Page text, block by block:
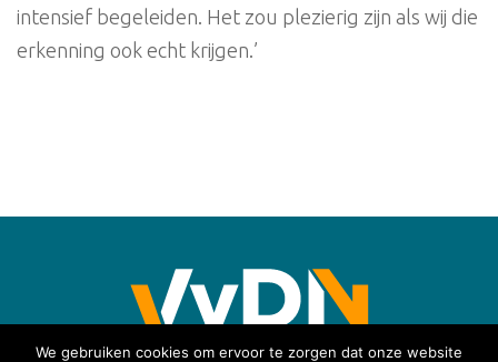
intensief begeleiden. Het zou plezierig zijn als wij die
erkenning ook echt krijgen.’
We gebruiken cookies om ervoor te zorgen dat onze website